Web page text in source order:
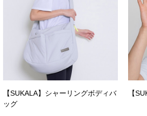
【SUKALA】シャーリングボディバ
ッグ
【